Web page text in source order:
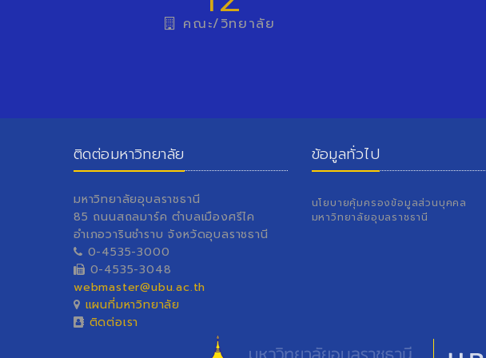
คณะ/วิทยาลัย
ติดต่อมหาวิทยาลัย
มหาวิทยาลัยอุบลราชธานี
85 ถนนสถลมาร์ค ตำบลเมืองศรีไค
อำเภอวารินชำราบ จังหวัดอุบลราชธานี
0-4535-3000
0-4535-3048
webmaster@ubu.ac.th
แผนที่มหาวิทยาลัย
ติดต่อเรา
ข้อมูลทั่วไป
นโยบายคุ้มครองข้อมูลส่วนบุคคล
มหาวิทยาลัยอุบลราชธานี